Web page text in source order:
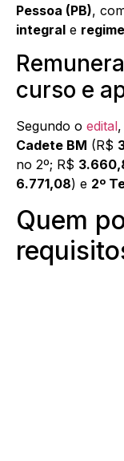
Pessoa (PB),
integral e
curso e
Segundo o edital
Cadete BM (R$
no 2º; R$
6.771,08) e 2º
Quem